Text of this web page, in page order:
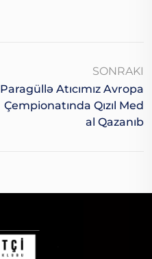
SONRAKI
Paragüllə Atıcımız Avropa
Çempionatında Qızıl Med
Al Qazanıb